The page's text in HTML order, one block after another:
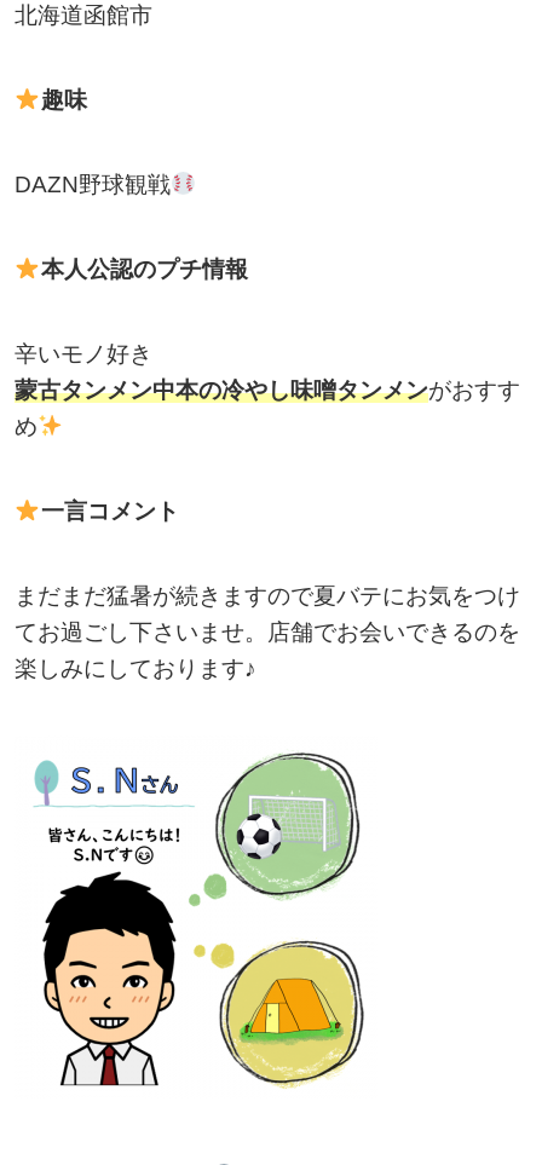
北海道函館市
趣味
DAZN野球観戦
本人公認のプチ情報
辛いモノ好き
蒙古タンメン中本の冷やし味噌タンメンがおすす
め
一言コメント
まだまだ猛暑が続きますので夏バテにお気をつけ
てお過ごし下さいませ。店舗でお会いできるのを
楽しみにしております♪